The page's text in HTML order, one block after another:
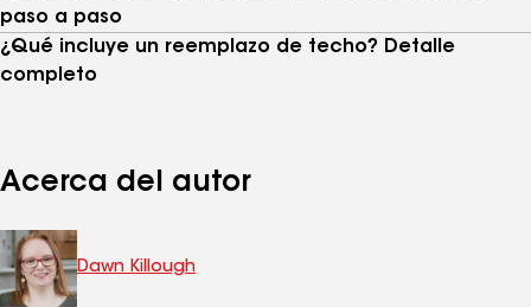
paso a paso
¿Qué incluye un reemplazo de techo? Detalle
completo
Acerca del autor
Dawn Killough